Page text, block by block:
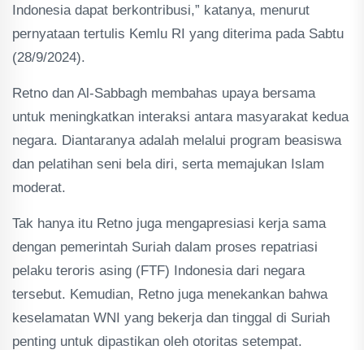
Indonesia dapat berkontribusi,” katanya, menurut
pernyataan tertulis Kemlu RI yang diterima pada Sabtu
(28/9/2024).
Retno dan Al-Sabbagh membahas upaya bersama
untuk meningkatkan interaksi antara masyarakat kedua
negara. Diantaranya adalah melalui program beasiswa
dan pelatihan seni bela diri, serta memajukan Islam
moderat.
Tak hanya itu Retno juga mengapresiasi kerja sama
dengan pemerintah Suriah dalam proses repatriasi
pelaku teroris asing (FTF) Indonesia dari negara
tersebut. Kemudian, Retno juga menekankan bahwa
keselamatan WNI yang bekerja dan tinggal di Suriah
penting untuk dipastikan oleh otoritas setempat.